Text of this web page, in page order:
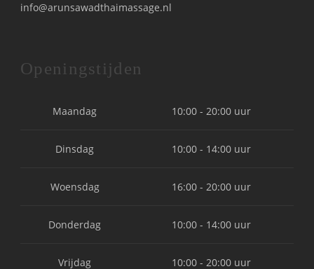
info@arunsawadthaimassage.nl
Openingstijden
Maandag 10:00 - 20:00 uur
Dinsdag 10:00 - 14:00 uur
Woensdag 16:00 - 20:00 uur
Donderdag 10:00 - 14:00 uur
Vrijdag 10:00 - 20:00 uur